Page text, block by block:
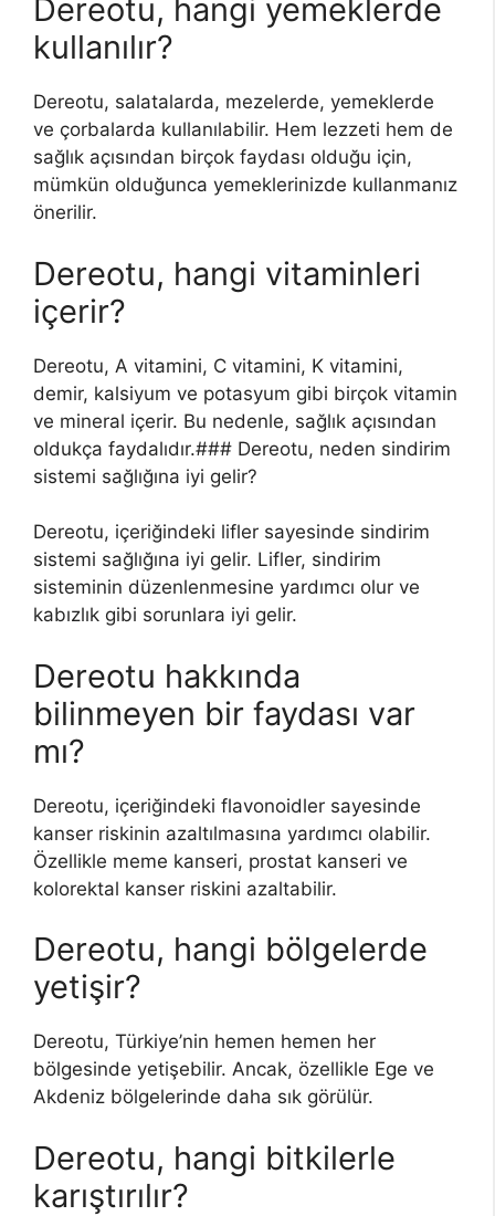
Dereotu, hangi yemeklerde
kullanılır?
Dereotu, salatalarda, mezelerde, yemeklerde
ve çorbalarda kullanılabilir. Hem lezzeti hem de
sağlık açısından birçok faydası olduğu için,
mümkün olduğunca yemeklerinizde kullanmanız
önerilir.
Dereotu, hangi vitaminleri
içerir?
Dereotu, A vitamini, C vitamini, K vitamini,
demir, kalsiyum ve potasyum gibi birçok vitamin
ve mineral içerir. Bu nedenle, sağlık açısından
oldukça faydalıdır.### Dereotu, neden sindirim
sistemi sağlığına iyi gelir?
Dereotu, içeriğindeki lifler sayesinde sindirim
sistemi sağlığına iyi gelir. Lifler, sindirim
sisteminin düzenlenmesine yardımcı olur ve
kabızlık gibi sorunlara iyi gelir.
Dereotu hakkında
bilinmeyen bir faydası var
mı?
Dereotu, içeriğindeki flavonoidler sayesinde
kanser riskinin azaltılmasına yardımcı olabilir.
Özellikle meme kanseri, prostat kanseri ve
kolorektal kanser riskini azaltabilir.
Dereotu, hangi bölgelerde
yetişir?
Dereotu, Türkiye’nin hemen hemen her
bölgesinde yetişebilir. Ancak, özellikle Ege ve
Akdeniz bölgelerinde daha sık görülür.
Dereotu, hangi bitkilerle
karıştırılır?